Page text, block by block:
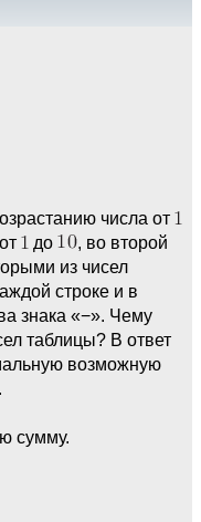
числа от
до
, во второй
из чисел
строке и в
знака «−». Чему
таблицы? В ответ
возможную
.
сумму.